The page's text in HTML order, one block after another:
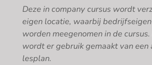
Deze in company cursus wordt
eigen locatie, waarbij
worden meegenomen in de
wordt er gebruik gemaakt van een
lesplan.